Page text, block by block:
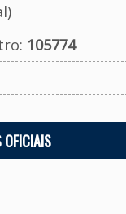
105774
OFICIAIS